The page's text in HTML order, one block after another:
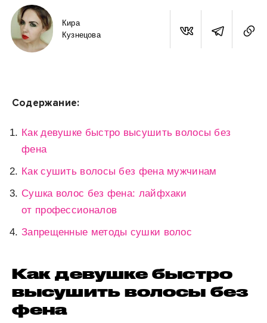
Кира
Кузнецова
Содержание:
Как девушке быстро высушить волосы без
фена
Как сушить волосы без фена мужчинам
Сушка волос без фена: лайфхаки
от профессионалов
Запрещенные методы сушки волос
Как девушке быстро
высушить волосы без
фена